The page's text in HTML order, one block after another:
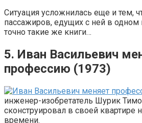
Ситуация усложнилась еще и тем,
пассажиров, едущих с ней в одном
точно такие же книги…
5. Иван Васильевич
профессию (1973)
инженер-изобретатель Шурик
сконструировал в своей
времени.